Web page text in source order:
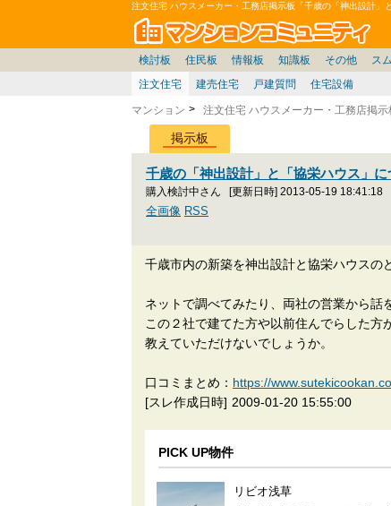
注文住宅 ハウスメーカー・工務店掲示板「千歳の「神出設計」
検討板
東京23区 東京市部 神奈川/横浜 千葉 埼玉
住民板
東京 神奈川 埼玉/千葉/関東 札幌/東北/北陸/信
情報板
価格表 スムログ出張所 暮らしやすさ評価 見
知識板
住宅ローン デベ/ゼネコン マンション雑談 マ
その他
雑談 賃貸 移住相談 リゾート 広告 バトル
ス
お便り返し 座談会/対談 ブロガーの本音 マ
関東 中部 近畿 北海道 東北 中国 九州
東京都 神奈川県 千葉県 埼玉県 愛知県
注文住宅
建売住宅 戸建質問 住宅設備
マンション 注文住宅 ハウスメーカー・工務店掲示
掲示板
千歳の「神出設計」と「協栄ハウス」に
購入検討中さん [更新日時] 2013-05-19 18:41:18
全画像 RSS
千歳市内の新築を神出設計と協栄ハウスの
ネットで調べてみたり、両社の営業から話
この２社で建てた方や以前住んでらした方
教えていただけないでしょうか。
口コミまとめ： https://
[スレ作成日時] 2009-01-20 15:55:00
PICK UP物件
リビオ浅草